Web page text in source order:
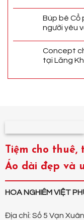
Búp bê Cổ
người yêu
Concept
tại Lăng
Tiệm cho thuê,
Áo dài đẹp và
HOA NGHIÊM VIỆT
Địa chỉ: Số 5 Vạn